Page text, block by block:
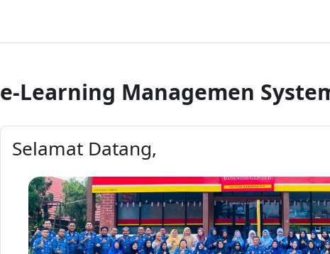
e-Learning Managemen
Selamat Datang,